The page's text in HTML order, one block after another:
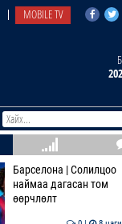
MOBILE TV
Барселона | Солилцоо
наймаа дагасан том
өөрчлөлт